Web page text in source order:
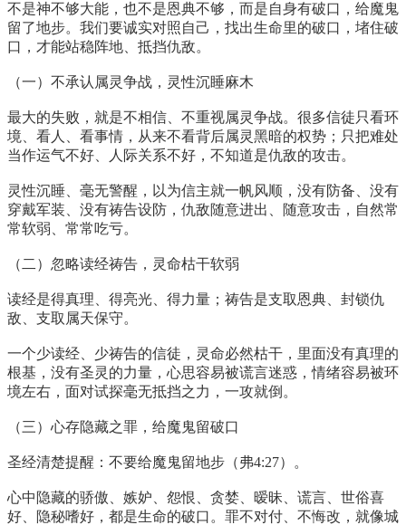
不是神不够大能，也不是恩典不够，而是自身有破口，给魔鬼
留了地步。我们要诚实对照自己，找出生命里的破口，堵住破
口，才能站稳阵地、抵挡仇敌。
（一）不承认属灵争战，灵性沉睡麻木
最大的失败，就是不相信、不重视属灵争战。很多信徒只看环
境、看人、看事情，从来不看背后属灵黑暗的权势；只把难处
当作运气不好、人际关系不好，不知道是仇敌的攻击。
灵性沉睡、毫无警醒，以为信主就一帆风顺，没有防备、没有
穿戴军装、没有祷告设防，仇敌随意进出、随意攻击，自然常
常软弱、常常吃亏。
（二）忽略读经祷告，灵命枯干软弱
读经是得真理、得亮光、得力量；祷告是支取恩典、封锁仇
敌、支取属天保守。
一个少读经、少祷告的信徒，灵命必然枯干，里面没有真理的
根基，没有圣灵的力量，心思容易被谎言迷惑，情绪容易被环
境左右，面对试探毫无抵挡之力，一攻就倒。
（三）心存隐藏之罪，给魔鬼留破口
圣经清楚提醒：不要给魔鬼留地步（弗4:27）。
心中隐藏的骄傲、嫉妒、怨恨、贪婪、暧昧、谎言、世俗喜
好、隐秘嗜好，都是生命的破口。罪不对付、不悔改，就像城